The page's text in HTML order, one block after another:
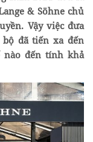
& Söhne chủ
Vậy việc đưa
đã tiến xa đến
nào đến tính khả